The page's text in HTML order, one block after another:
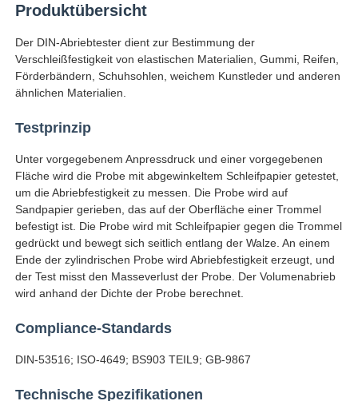
Über uns
Fabrik Tour
Qualitätskontrolle
Kontakt
Referenzen
Laborversuch-Ausrüstung
Universelle Testmaschine
Produktübersicht
Der DIN-Abriebtester dient zur Bestimmung der
Verschleißfestigkeit von elastischen Materialien, Gummi, Reifen,
Förderbändern, Schuhsohlen, weichem Kunstleder und anderen
ähnlichen Materialien.
Testprinzip
Unter vorgegebenem Anpressdruck und einer vorgegebenen
Fläche wird die Probe mit abgewinkeltem Schleifpapier getestet,
um die Abriebfestigkeit zu messen. Die Probe wird auf
Sandpapier gerieben, das auf der Oberfläche einer Trommel
befestigt ist. Die Probe wird mit Schleifpapier gegen die Trommel
gedrückt und bewegt sich seitlich entlang der Walze. An einem
Ende der zylindrischen Probe wird Abriebfestigkeit erzeugt, und
der Test misst den Masseverlust der Probe. Der Volumenabrieb
wird anhand der Dichte der Probe berechnet.
Compliance-Standards
DIN-53516; ISO-4649; BS903 TEIL9; GB-9867
Technische Spezifikationen